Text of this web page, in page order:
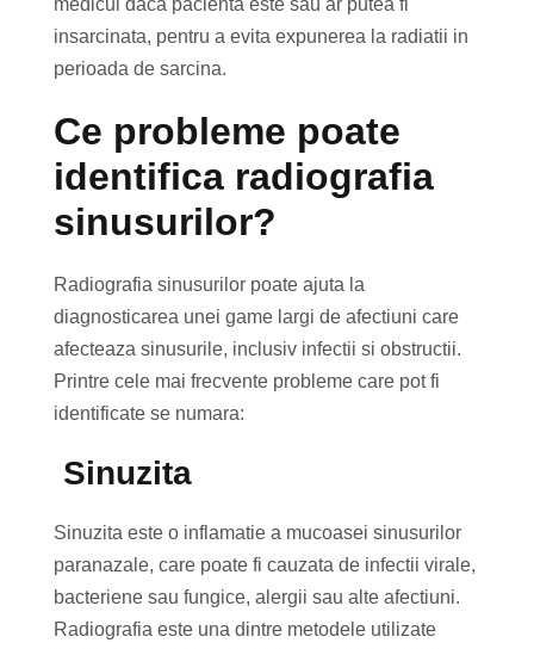
insarcinata, pentru a evita expunerea la radiatii in
perioada de sarcina.
Ce probleme poate
identifica radiografia
sinusurilor?
Radiografia sinusurilor poate ajuta la
diagnosticarea unei game largi de afectiuni care
afecteaza sinusurile, inclusiv infectii si obstructii.
Printre cele mai frecvente probleme care pot fi
identificate se numara:
Sinuzita
Sinuzita este o inflamatie a mucoasei sinusurilor
paranazale, care poate fi cauzata de infectii virale,
bacteriene sau fungice, alergii sau alte afectiuni.
Radiografia este una dintre metodele utilizate